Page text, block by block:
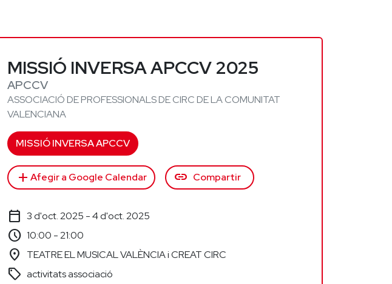
MISSIÓ INVERSA APCCV 2025
APCCV
ASSOCIACIÓ DE PROFESSIONALS DE CIRC DE LA COMUNITAT
VALENCIANA
MISSIÓ INVERSA APCCV
add Afegir a Google Calendar link Compartir
calendar_today 3 d'oct. 2025 - 4 d'oct. 2025
schedule 10:00 - 21:00
location_on TEATRE EL MUSICAL VALÈNCIA i CREAT CIRC
sell activitats associació